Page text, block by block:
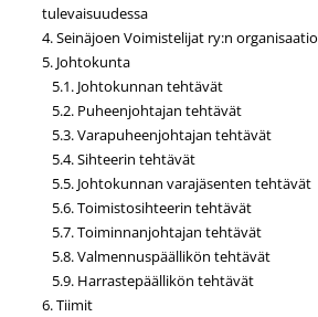
tulevaisuudessa
4. Seinäjoen Voimistelijat ry:n organisaatio
5. Johtokunta
5.1. Johtokunnan tehtävät
5.2. Puheenjohtajan tehtävät
5.3. Varapuheenjohtajan tehtävät
5.4. Sihteerin tehtävät
5.5. Johtokunnan varajäsenten tehtävät
5.6. Toimistosihteerin tehtävät
5.7. Toiminnanjohtajan tehtävät
5.8. Valmennuspäällikön tehtävät
5.9. Harrastepäällikön tehtävät
6. Tiimit